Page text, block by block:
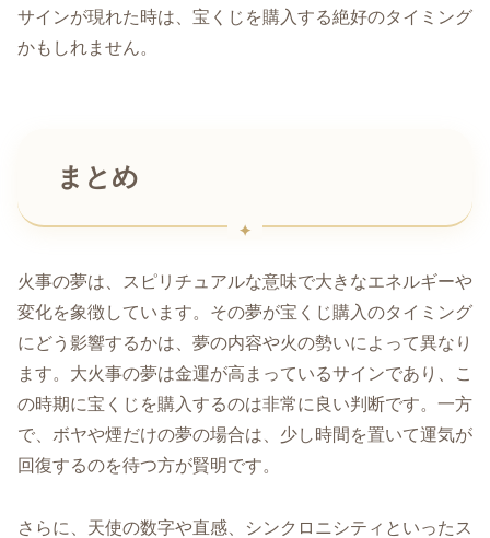
サインが現れた時は、宝くじを購入する絶好のタイミング
かもしれません。
まとめ
火事の夢は、スピリチュアルな意味で大きなエネルギーや
変化を象徴しています。その夢が宝くじ購入のタイミング
にどう影響するかは、夢の内容や火の勢いによって異なり
ます。大火事の夢は金運が高まっているサインであり、こ
の時期に宝くじを購入するのは非常に良い判断です。一方
で、ボヤや煙だけの夢の場合は、少し時間を置いて運気が
回復するのを待つ方が賢明です。
さらに、天使の数字や直感、シンクロニシティといったス